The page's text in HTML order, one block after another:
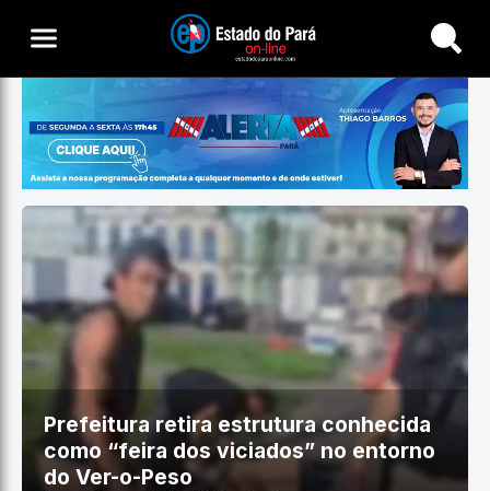
Buscar
Prefeitura retira estrutura conhecida
como “feira dos viciados” no entorno
do Ver-o-Peso